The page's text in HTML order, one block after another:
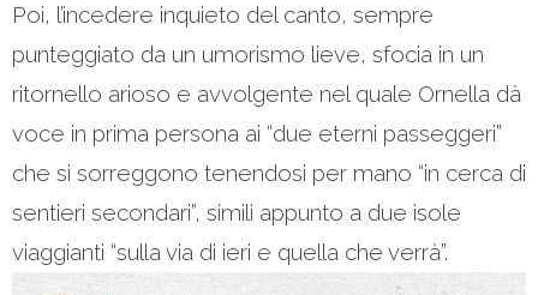
Poi, l’incedere inquieto del canto, sempre
punteggiato da un umorismo lieve, sfocia in un
ritornello arioso e avvolgente nel quale Ornella dà
voce in prima persona ai “due eterni passeggeri”
che si sorreggono tenendosi per mano “in cerca di
sentieri secondari”, simili appunto a due isole
viaggianti “sulla via di ieri e quella che verrà”.